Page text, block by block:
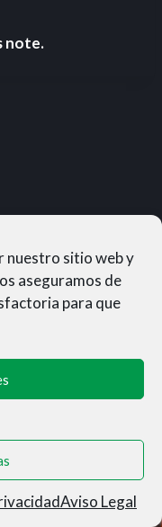
nuestro sitio web y
aseguramos de
para que
Aviso Legal
note.
2026
de Venta|